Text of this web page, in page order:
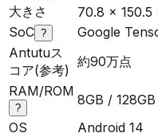
大きさ
70.8 x
SoC ?
Google
Antutuス
コア(参考)
約90万点
RAM/ROM
?
8GB / 128GB
OS
Android 14